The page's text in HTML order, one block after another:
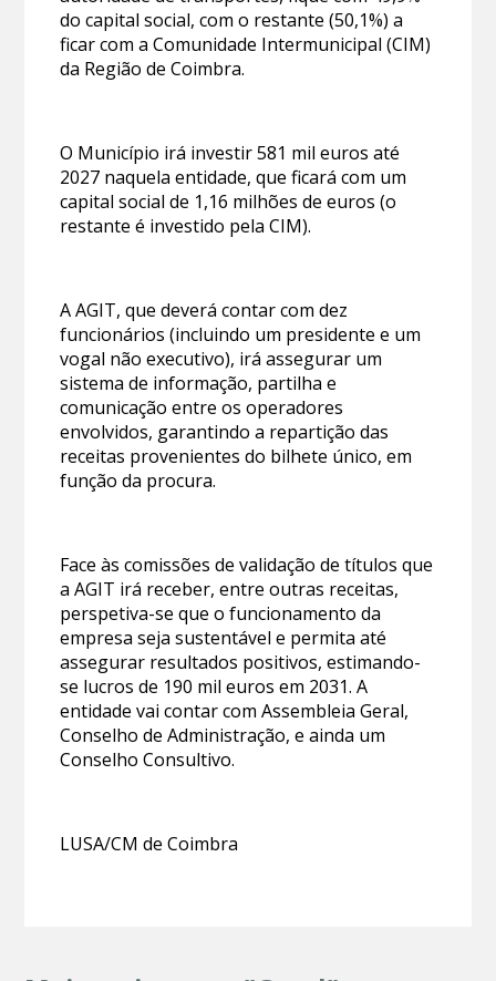
do capital social, com o restante (50,1%) a
ficar com a Comunidade Intermunicipal (CIM)
da Região de Coimbra.
O Município irá investir 581 mil euros até
2027 naquela entidade, que ficará com um
capital social de 1,16 milhões de euros (o
restante é investido pela CIM).
A AGIT, que deverá contar com dez
funcionários (incluindo um presidente e um
vogal não executivo), irá assegurar um
sistema de informação, partilha e
comunicação entre os operadores
envolvidos, garantindo a repartição das
receitas provenientes do bilhete único, em
função da procura.
Face às comissões de validação de títulos que
a AGIT irá receber, entre outras receitas,
perspetiva-se que o funcionamento da
empresa seja sustentável e permita até
assegurar resultados positivos, estimando-
se lucros de 190 mil euros em 2031. A
entidade vai contar com Assembleia Geral,
Conselho de Administração, e ainda um
Conselho Consultivo.
LUSA/CM de Coimbra